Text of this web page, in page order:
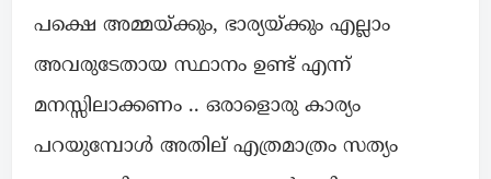
പക്ഷെ അമ്മയ്ക്കും, ഭാര്യയ്ക്കും എല്ലാം
അവരുടേതായ സ്ഥാനം ഉണ്ട് എന്ന്
മനസ്സിലാക്കണം .. ഒരാളൊരു കാര്യം
പറയുമ്പോൾ അതില് എത്രമാത്രം സത്യം